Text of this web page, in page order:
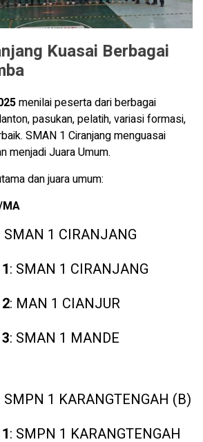
Kuasai Berbagai
menilai peserta dari berbagai
pasukan, pelatih, variasi formasi,
SMAN 1 Ciranjang menguasai
menjadi Juara Umum.
dan juara umum:
SMAN 1 CIRANJANG
: SMAN 1 CIRANJANG
: MAN 1 CIANJUR
: SMAN 1 MANDE
SMPN 1 KARANGTENGAH (B)
: SMPN 1 KARANGTENGAH